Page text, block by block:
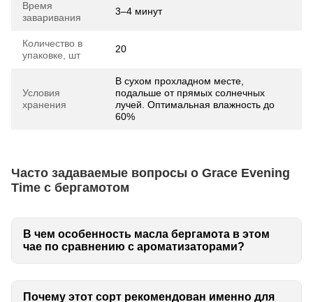
Время
заваривания
3–4 минут
Количество в
упаковке, шт
20
Условия
хранения
В сухом прохладном месте,
подальше от прямых солнечных
лучей. Оптимальная влажность до
60%
Часто задаваемые вопросы о Grace Evening
Time с бергамотом
В чем особенность масла бергамота в этом
чае по сравнению с ароматизаторами?
Почему этот сорт рекомендован именно для